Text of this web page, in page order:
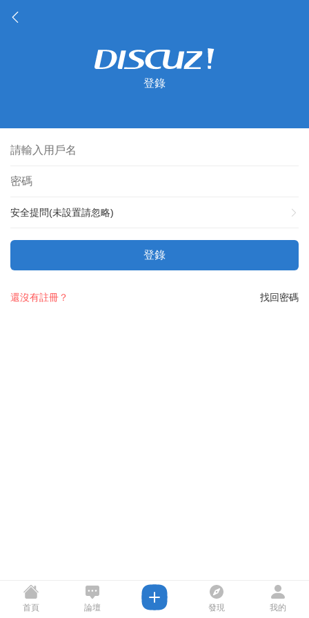
登錄
安全提問(未設置請忽略)
登錄
找回密碼
還沒有註冊？
首頁 論壇 發現 我的